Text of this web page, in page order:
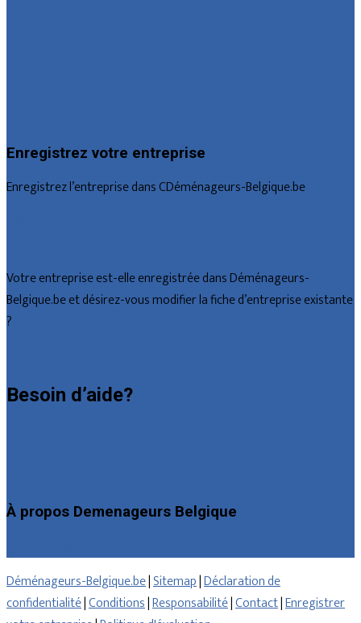
Enregistrez votre entreprise
Enregistrez l’entreprise dans CDéménageurs-Belgique.be
Votre entreprise est-elle enregistrée dans Déménageurs-
Belgique.be et désirez-vous modifier la fiche d’entreprise existante
?
Besoin d’aide?
À propos Demenageurs Belgique
Déménageurs-Belgique.be|Sitemap|Déclaration de
confidentialité|Conditions|Responsabilité|Contact|Enregistrer